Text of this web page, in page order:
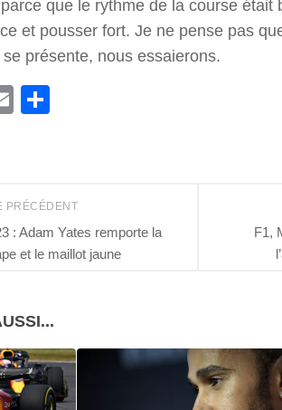
que le rythme de la course était
et pousser fort. Je ne pense pas
présente, nous essaierons.
Email
F1,
PRÉCÉDENT
: Adam Yates remporte la
et le maillot jaune